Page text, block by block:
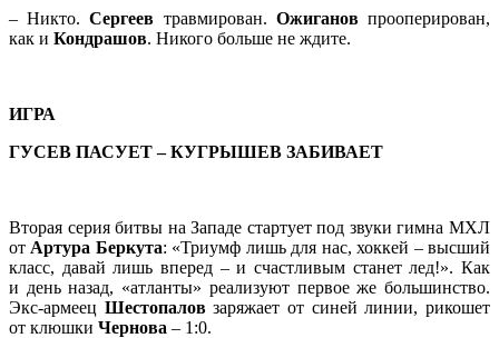
– Никто.Сергеев травмирован. Ожигановпрооперирован,
как и Кондрашов. Никого больше не ждите.
ИГРА
ГУСЕВ ПАСУЕТ – КУГРЫШЕВ ЗАБИВАЕТ
Вторая серия битвы на Западе стартует под звуки гимна МХЛ
от Артура Беркута: «Триумф лишь для нас, хоккей – высший
класс, давай лишь вперед – и счастливым станет лед!». Как
и день назад, «атланты» реализуют первое же большинство.
Экс-армеец Шестопаловзаряжает от синей линии, рикошет
от клюшки Чернова – 1:0.